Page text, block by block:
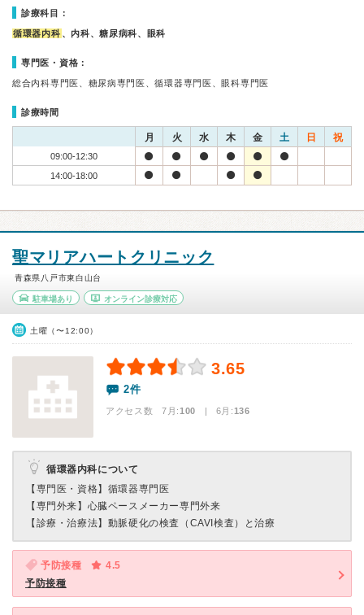
診療科目：
循環器内科 、内科、糖尿病科、眼科
専門医・資格：
総合内科専門医、糖尿病専門医、循環器専門医、眼科専門医
診療時間
月 火 水 木 金 土 日 祝
09:00-12:30
14:00-18:00
聖マリアハートクリニック
青森県八戸市東白山台
駐車場あり オンライン診療対応
土曜（〜12:00）
3.65
2件
アクセス数 7月:100 | 6月:136
循環器内科について
【専門医・資格】 循環器専門医
【専門外来】 心臓ペースメーカー専門外来
【診療・治療法】 動脈硬化の検査（CAVI検査）と治療
予防接種
4.5
予防接種